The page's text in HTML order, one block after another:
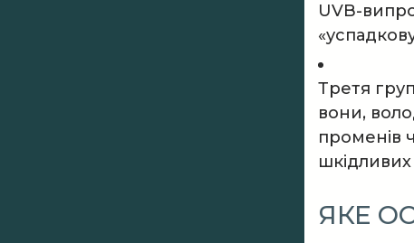
UVB-
Третя
вони,
променів
ЯКЕ